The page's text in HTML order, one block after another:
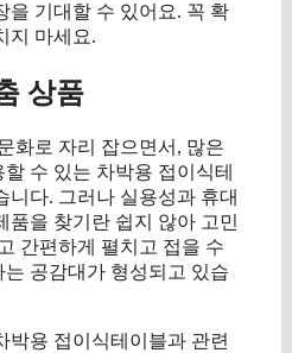
을 기대할 수 있어요. 꼭 확
지 마세요.
상품
화로 자리 잡으면서, 많은
수 있는 차박용 접이식테
니다. 그러나 실용성과 휴대
품을 찾기란 쉽지 않아 고민
간편하게 펼치고 접을 수
공감대가 형성되고 있습
박용 접이식테이블과 관련